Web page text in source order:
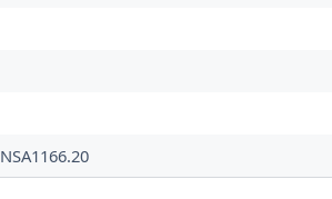
NSA1166.20